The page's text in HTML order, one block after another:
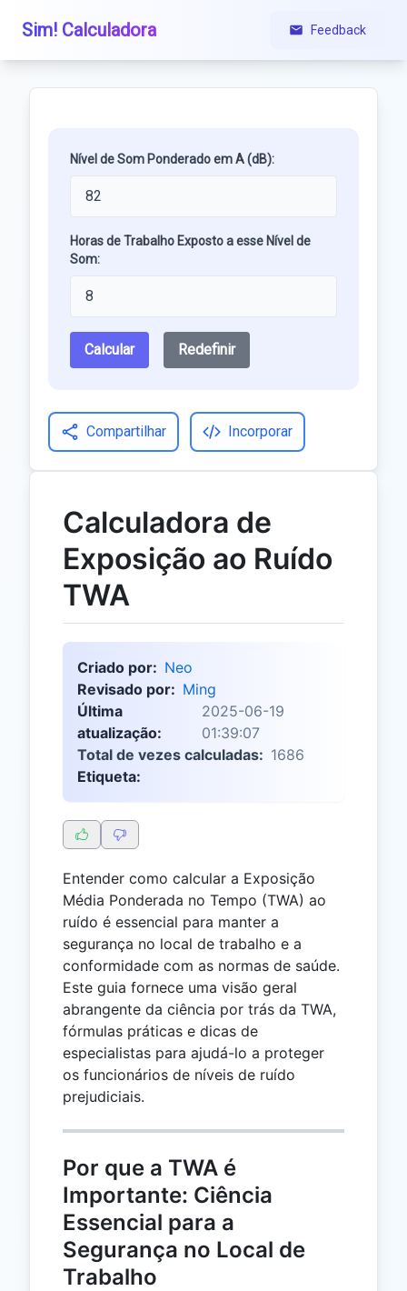
Sim! Calculadora Feedback
Nível de Som Ponderado em A (dB):
Horas de Trabalho Exposto a esse Nível de
Som:
Calcular Redefinir
Compartilhar Incorporar
Calculadora de
Exposição ao Ruído
TWA
Criado por: Neo
Revisado por: Ming
Última
atualização:
2025-06-19
01:39:07
Total de vezes calculadas: 1686
Etiqueta:
Entender como calcular a Exposição
Média Ponderada no Tempo (TWA) ao
ruído é essencial para manter a
segurança no local de trabalho e a
conformidade com as normas de saúde.
Este guia fornece uma visão geral
abrangente da ciência por trás da TWA,
fórmulas práticas e dicas de
especialistas para ajudá-lo a proteger
os funcionários de níveis de ruído
prejudiciais.
Por que a TWA é
Importante: Ciência
Essencial para a
Segurança no Local de
Trabalho